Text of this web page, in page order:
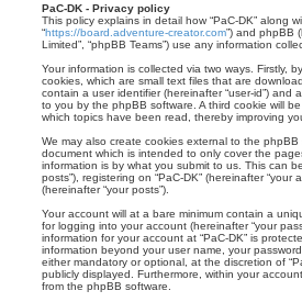
n
d
PaC-DK - Privacy policy
This policy explains in detail how “PaC-DK” along
“https://board.adventure-creator.com”) and phpBB
Limited”, “phpBB Teams”) use any information
Your information is collected via two ways. Firstly,
cookies, which are small text files that are
contain a user identifier (hereinafter “user-id”) and
to you by the phpBB software. A third cookie will
which topics have been read, thereby improving
We may also create cookies external to the
document which is intended to only cover the
information is by what you submit to us. This can
posts”), registering on “PaC-DK” (hereinafter
(hereinafter “your posts”).
Your account will at a bare minimum contain a
for logging into your account (hereinafter “your
information for your account at “PaC-DK” is
information beyond your user name, your
either mandatory or optional, at the discretion of
publicly displayed. Furthermore, within your
from the phpBB software.